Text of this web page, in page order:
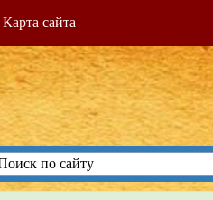
Карта сайта